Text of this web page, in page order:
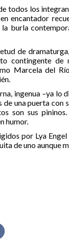
todos los
en encantador
burla
de
contingente de
Marcela del
ingenua –ya
una puerta con
son sus
humor.
por Lya
de uno aunque